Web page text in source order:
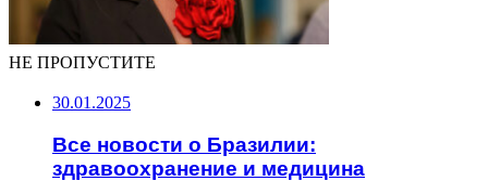
НЕ ПРОПУСТИТЕ
30.01.2025
Все новости о Бразилии:
здравоохранение и медицина